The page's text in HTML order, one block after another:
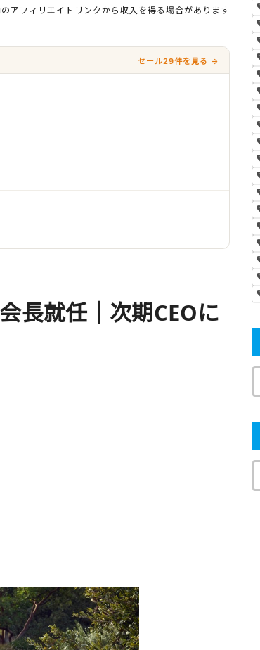
のアフィリエイトリンクから収入を得る場合があります
セール29件を見る →
長就任｜次期CEOに